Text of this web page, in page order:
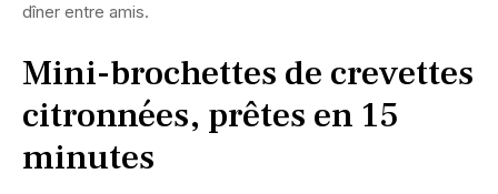
dîner entre amis.
Mini-brochettes de crevettes
citronnées, prêtes en 15
minutes